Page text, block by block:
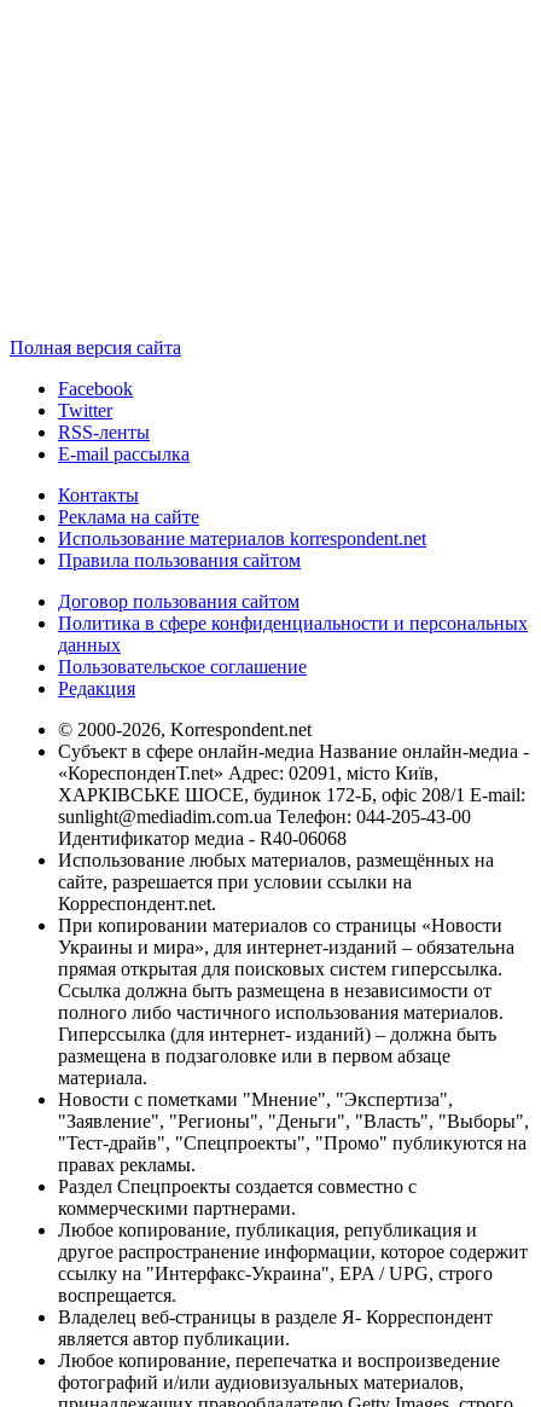
Полная версия сайта
Facebook
Twitter
RSS-ленты
E-mail рассылка
Контакты
Реклама на сайте
Использование материалов korrespondent.net
Правила пользования сайтом
Договор пользования сайтом
Политика в сфере конфиденциальности и персональных
данных
Пользовательское соглашение
Редакция
© 2000-2026, Korrespondent.net
Субъект в сфере онлайн-медиа Название онлайн-медиа -
«КореспонденТ.net» Адрес: 02091, місто Київ,
ХАРКІВСЬКЕ ШОСЕ, будинок 172-Б, офіс 208/1 E-mail:
sunlight@mediadim.com.ua Телефон: 044-205-43-00
Идентификатор медиа - R40-06068
Использование любых материалов, размещённых на
сайте, разрешается при условии ссылки на
Корреспондент.net.
При копировании материалов со страницы «Новости
Украины и мира», для интернет-изданий – обязательна
прямая открытая для поисковых систем гиперссылка.
Ссылка должна быть размещена в независимости от
полного либо частичного использования материалов.
Гиперссылка (для интернет- изданий) – должна быть
размещена в подзаголовке или в первом абзаце
материала.
Новости с пометками "Мнение", "Экспертиза",
"Заявление", "Регионы", "Деньги", "Власть", "Выборы",
"Тест-драйв", "Спецпроекты", "Промо" публикуются на
правах рекламы.
Раздел Спецпроекты создается совместно с
коммерческими партнерами.
Любое копирование, публикация, републикация и
другое распространение информации, которое содержит
ссылку на "Интерфакс-Украина", EPA / UPG, строго
воспрещается.
Владелец веб-страницы в разделе Я- Корреспондент
является автор публикации.
Любое копирование, перепечатка и воспроизведение
фотографий и/или аудиовизуальных материалов,